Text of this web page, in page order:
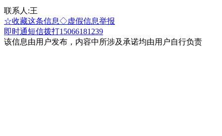
联系人:王
☆收藏这条信息◇虚假信息举报
即时通短信拨打15066181239
该信息由用户发布，内容中所涉及承诺均由用户自行负责